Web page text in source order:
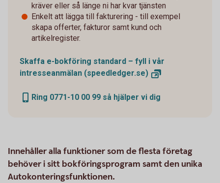
kräver eller så länge ni har kvar tjänsten
Enkelt att lägga till fakturering - till exempel
skapa offerter, fakturor samt kund och
artikelregister.
Skaffa e-bokföring standard – fyll i vår
intresseanmälan (speedledger.se)
Ring 0771-10 00 99 så hjälper vi dig
Innehåller alla funktioner som de flesta företag
behöver i sitt bokföringsprogram samt den unika
Autokonteringsfunktionen.